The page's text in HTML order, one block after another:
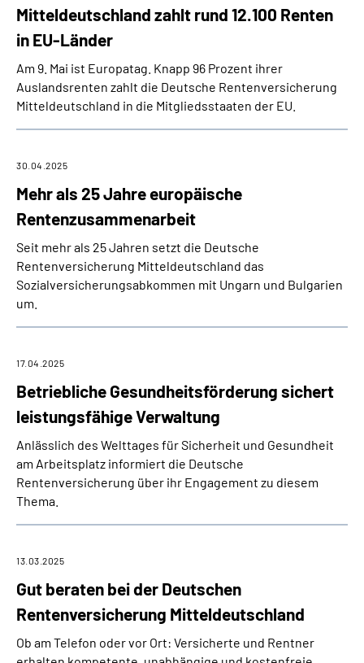
Mitteldeutschland zahlt rund 12.100 Renten
in EU-Länder
Am 9. Mai ist Europatag. Knapp 96 Prozent ihrer
Auslandsrenten zahlt die Deutsche Rentenversicherung
Mitteldeutschland in die Mitgliedsstaaten der EU.
Mehr als 25 Jahre europäische
Rentenzusammenarbeit
30.04.2025
Seit mehr als 25 Jahren setzt die Deutsche
Rentenversicherung Mitteldeutschland das
Sozialversicherungsabkommen mit Ungarn und Bulgarien
um.
Betriebliche Gesundheitsförderung sichert
leistungsfähige Verwaltung
17.04.2025
Anlässlich des Welttages für Sicherheit und Gesundheit
am Arbeitsplatz informiert die Deutsche
Rentenversicherung über ihr Engagement zu diesem
Thema.
Gut beraten bei der Deutschen
Rentenversicherung Mitteldeutschland
13.03.2025
Ob am Telefon oder vor Ort: Versicherte und Rentner